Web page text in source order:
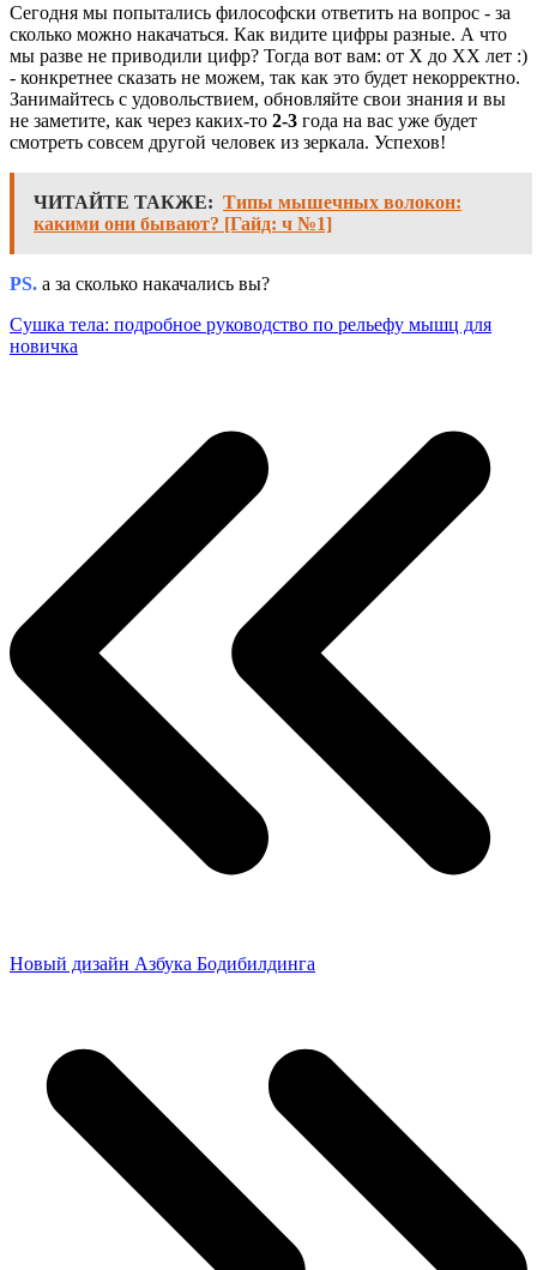
Сегодня мы попытались философски ответить на вопрос - за
сколько можно накачаться. Как видите цифры разные. А что
мы разве не приводили цифр? Тогда вот вам: от X до XX лет :)
- конкретнее сказать не можем, так как это будет некорректно.
Занимайтесь с удовольствием, обновляйте свои знания и вы
не заметите, как через каких-то 2-3 года на вас уже будет
смотреть совсем другой человек из зеркала. Успехов!
ЧИТАЙТЕ ТАКЖЕ: Типы мышечных волокон:
какими они бывают? [Гайд: ч №1]
PS. а за сколько накачались вы?
Сушка тела: подробное руководство по рельефу мышц для
новичка
Новый дизайн Азбука Бодибилдинга